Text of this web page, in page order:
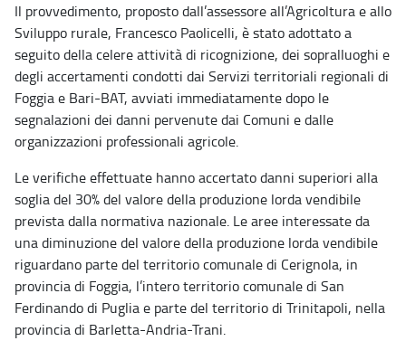
Il provvedimento, proposto dall’assessore all’Agricoltura e allo
Sviluppo rurale, Francesco Paolicelli, è stato adottato a
seguito della celere attività di ricognizione, dei sopralluoghi e
degli accertamenti condotti dai Servizi territoriali regionali di
Foggia e Bari-BAT, avviati immediatamente dopo le
segnalazioni dei danni pervenute dai Comuni e dalle
organizzazioni professionali agricole.
Le verifiche effettuate hanno accertato danni superiori alla
soglia del 30% del valore della produzione lorda vendibile
prevista dalla normativa nazionale. Le aree interessate da
una diminuzione del valore della produzione lorda vendibile
riguardano parte del territorio comunale di Cerignola, in
provincia di Foggia, l’intero territorio comunale di San
Ferdinando di Puglia e parte del territorio di Trinitapoli, nella
provincia di Barletta-Andria-Trani.